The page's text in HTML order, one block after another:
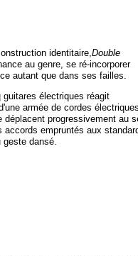
identitaire,Double
au genre, se ré-incorporer
autant que dans ses failles.
électriques réagit
armée de cordes électriques
progressivement au
empruntés aux
geste dansé.